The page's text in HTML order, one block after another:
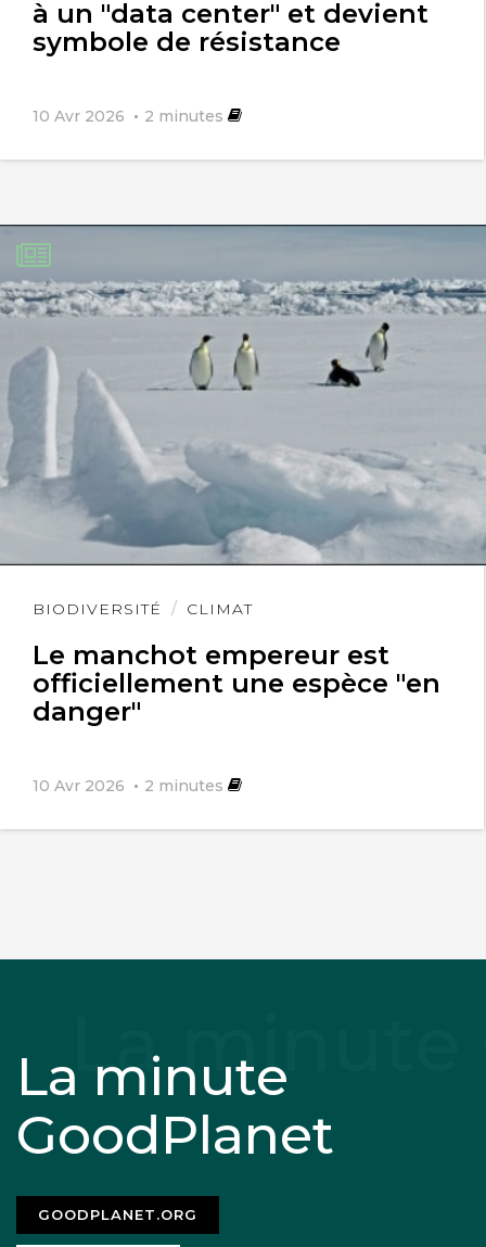
à un "data center" et devient
symbole de résistance
10 Avr 2026 2 minutes
BIODIVERSITÉ CLIMAT
Le manchot empereur est
officiellement une espèce "en
danger"
10 Avr 2026 2 minutes
Lire
La minute
GoodPlanet
GOODPLANET.ORG